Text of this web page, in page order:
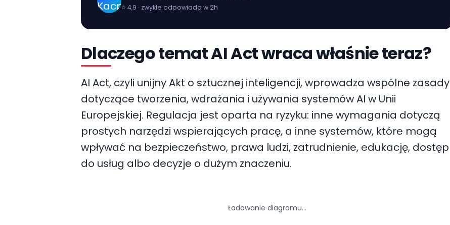
⭐ 4,9 · zwykle odpowiada w 2h
Dlaczego temat AI Act wraca właśnie teraz?
AI Act, czyli unijny Akt o sztucznej inteligencji, wprowadza wspólne zasady
dotyczące tworzenia, wdrażania i używania systemów AI w Unii
Europejskiej. Regulacja jest oparta na ryzyku: inne wymagania dotyczą
prostych narzędzi wspierających pracę, a inne systemów, które mogą
wpływać na bezpieczeństwo, prawa ludzi, zatrudnienie, edukację, dostęp
do usług albo decyzje o dużym znaczeniu.
Ładowanie diagramu…